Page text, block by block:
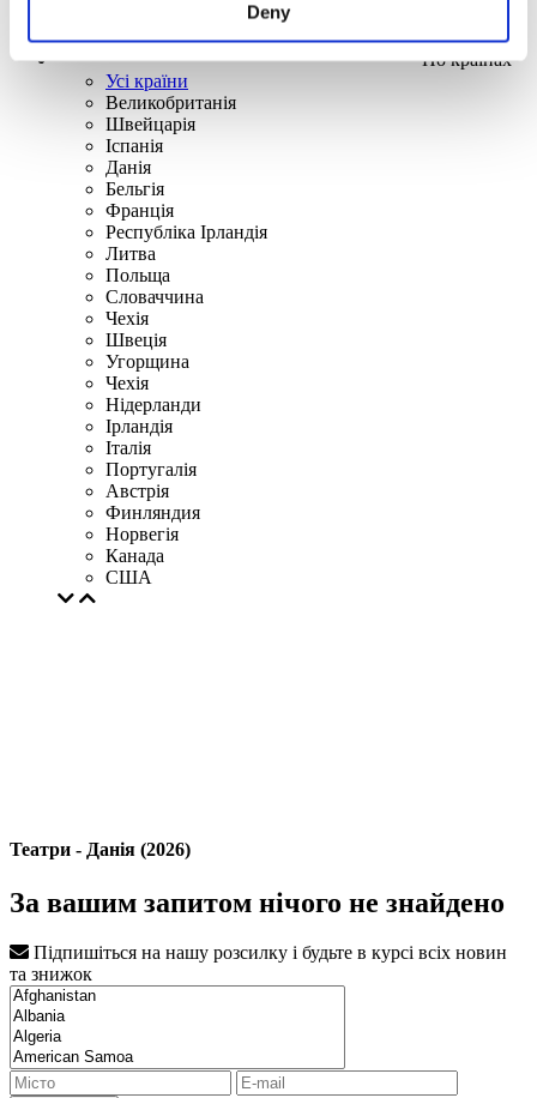
Deny
По країнах
Усі країни
Великобританія
Швейцарія
Іспанія
Данія
Бельгія
Франція
Республіка Ірландія
Литва
Польща
Словаччина
Чехія
Швецiя
Угорщина
Чехія
Нідерланди
Iрландія
Iталiя
Португалія
Австрія
Финляндия
Норвегія
Канада
США
Театри - Данія (2026)
За вашим запитом нічого не знайдено
Підпишіться на нашу розсилку і будьте в курсі всіх новин
та знижок